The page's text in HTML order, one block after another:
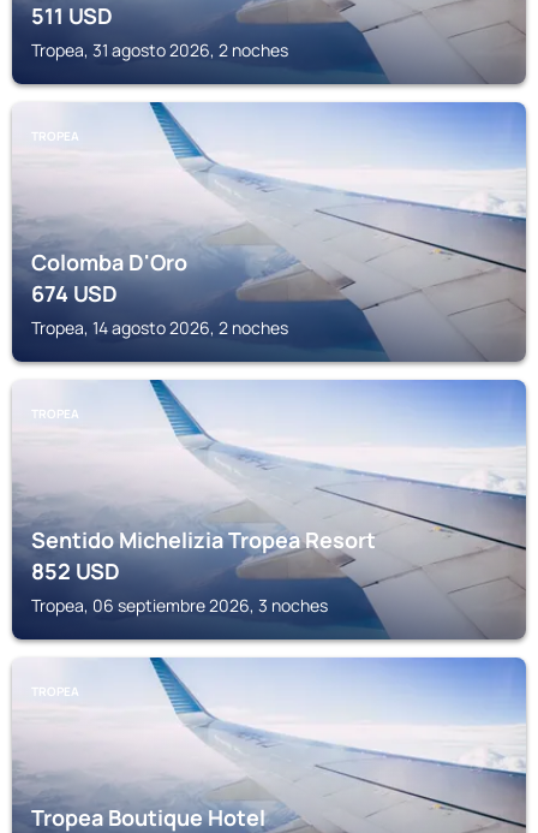
511USD
Tropea, 31 agosto 2026, 2 noches
TROPEA
Colomba D'Oro
674USD
Tropea, 14 agosto 2026, 2 noches
TROPEA
Sentido Michelizia Tropea Resort
852USD
Tropea, 06 septiembre 2026, 3 noches
TROPEA
Tropea Boutique Hotel